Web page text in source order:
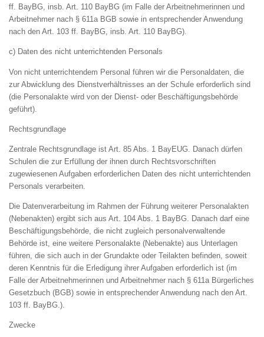
ff. BayBG, insb. Art. 110 BayBG (im Falle der Arbeitnehmerinnen und
Arbeitnehmer nach § 611a BGB sowie in entsprechender Anwendung
nach den Art. 103 ff. BayBG, insb. Art. 110 BayBG).
c) Daten des nicht unterrichtenden Personals
Von nicht unterrichtendem Personal führen wir die Personaldaten, die
zur Abwicklung des Dienstverhältnisses an der Schule erforderlich sind
(die Personalakte wird von der Dienst- oder Beschäftigungsbehörde
geführt).
Rechtsgrundlage
Zentrale Rechtsgrundlage ist Art. 85 Abs. 1 BayEUG. Danach dürfen
Schulen die zur Erfüllung der ihnen durch Rechtsvorschriften
zugewiesenen Aufgaben erforderlichen Daten des nicht unterrichtenden
Personals verarbeiten.
Die Datenverarbeitung im Rahmen der Führung weiterer Personalakten
(Nebenakten) ergibt sich aus Art. 104 Abs. 1 BayBG. Danach darf eine
Beschäftigungsbehörde, die nicht zugleich personalverwaltende
Behörde ist, eine weitere Personalakte (Nebenakte) aus Unterlagen
führen, die sich auch in der Grundakte oder Teilakten befinden, soweit
deren Kenntnis für die Erledigung ihrer Aufgaben erforderlich ist (im
Falle der Arbeitnehmerinnen und Arbeitnehmer nach § 611a Bürgerliches
Gesetzbuch (BGB) sowie in entsprechender Anwendung nach den Art.
103 ff. BayBG.).
Zwecke